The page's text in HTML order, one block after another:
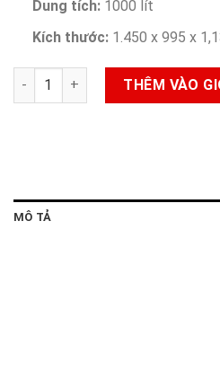
Dung tích:1000 lít
Kích thước:1.450 x 995 x
Bồn Nước Inox 1000 lít Nam
THÊM VÀO
MÔ TẢ